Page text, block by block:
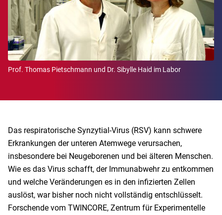
Prof. Thomas Pietschmann und Dr. Sibylle Haid im Labor
Das respiratorische Synzytial-Virus (RSV) kann schwere
Erkrankungen der unteren Atemwege verursachen,
insbesondere bei Neugeborenen und bei älteren Menschen.
Wie es das Virus schafft, der Immunabwehr zu entkommen
und welche Veränderungen es in den infizierten Zellen
auslöst, war bisher noch nicht vollständig entschlüsselt.
Forschende vom TWINCORE, Zentrum für Experimentelle